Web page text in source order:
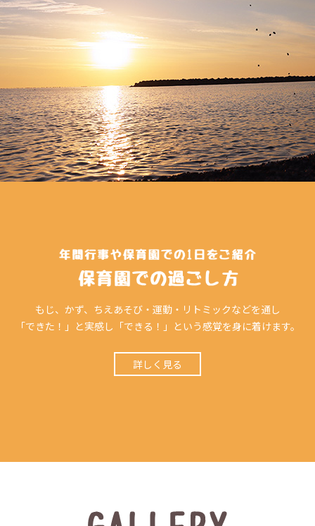
もじ、かず、ちえあそび・運動・リトミックなどを通し
「できた！」と実感し「できる！」という感覚を身に着けます。
詳しく見る